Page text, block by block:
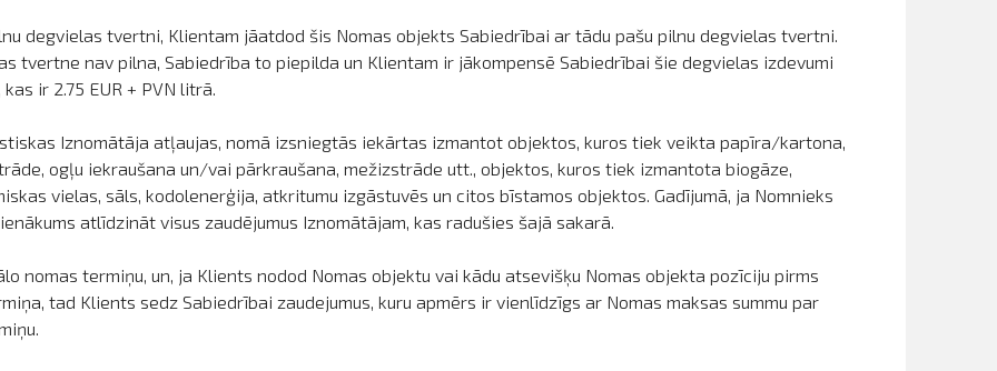
degvielas tvertni, Klientam jāatdod šis Nomas objekts Sabiedrībai ar tādu pašu pilnu degvielas tvertni.
tvertne nav pilna, Sabiedrība to piepilda un Klientam ir jākompensē Sabiedrībai šie degvielas izdevumi
ir 2.75 EUR + PVN litrā.
Iznomātāja atļaujas, nomā izsniegtās iekārtas izmantot objektos, kuros tiek veikta papīra/kartona,
ogļu iekraušana un/vai pārkraušana, mežizstrāde utt., objektos, kuros tiek izmantota biogāze,
vielas, sāls, kodolenerģija, atkritumu izgāstuvēs un citos bīstamos objektos. Gadījumā, ja Nomnieks
atlīdzināt visus zaudējumus Iznomātājam, kas radušies šajā sakarā.
nomas termiņu, un, ja Klients nodod Nomas objektu vai kādu atsevišķu Nomas objekta pozīciju pirms
tad Klients sedz Sabiedrībai zaudejumus, kuru apmērs ir vienlīdzīgs ar Nomas maksas summu par